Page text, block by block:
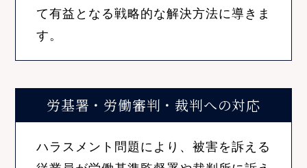
て有益となる戦略的な解決方法に導きま
す。
労基署・労働審判・裁判への対応
ハラスメント問題により、被害を訴える